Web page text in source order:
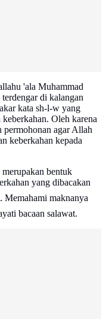
'ala Muhammad
di kalangan
kata sh-l-w yang
Oleh karena
permohonan agar Allah
keberkahan kepada
bentuk
yang dibacakan
bacaan salawat.